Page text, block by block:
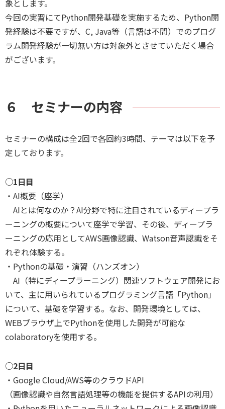
象とします。
今回の実習にてPython開発基礎を実施するため、Python開
発経験は不要ですが、C, Java等（言語は不問）でのプログ
ラム開発経験が一切無い方は対象外とさせていただく場合
がございます。
６ セミナーの内容
セミナーの構成は全2回で各回約3時間、テーマは以下を予
定しております。
○1日目
・AI概要（座学）
AIとは何なのか？AI分野で特に注目されているディープラ
ーニングの概要について座学で学習、その後、ディープラ
ーニングの応用としてAWS画像認識、Watson音声認識をそ
れぞれ体験する。
・Pythonの基礎・演習（ハンズオン）
AI（特にディープラーニング）関連ソフトウェア開発にお
いて、主に用いられているプログラミング言語「Python」
について、基礎を学習する。なお、開発環境としては、
WEBブラウザ上でPythonを使用した開発が可能な
colaboratoryを使用する。
○2日目
・Google Cloud/AWS等のクラウドAPI
（画像認識や自然言語処理等の機能を提供するAPIの利用）